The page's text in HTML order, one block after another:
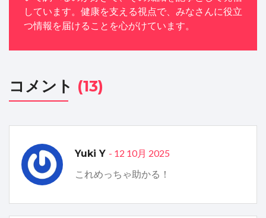
しています。健康を支える視点で、みなさんに役立
つ情報を届けることを心がけています。
コメント (13)
Yuki Y - 12 10月 2025
これめっちゃ助かる！